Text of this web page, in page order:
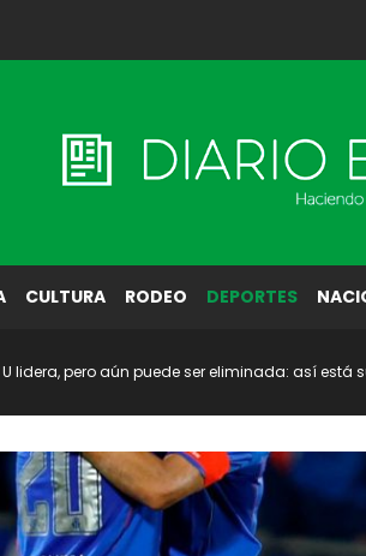
CULTURA RODEO DEPORTES
U lidera, pero aún puede ser eliminada: así